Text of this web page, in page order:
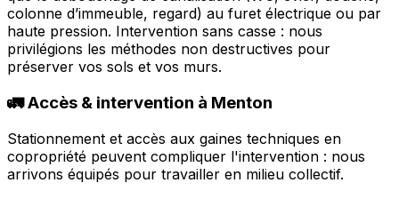
colonne d’immeuble, regard) au furet électrique ou par
haute pression. Intervention sans casse : nous
privilégions les méthodes non destructives pour
préserver vos sols et vos murs.
🚛 Accès & intervention à Menton
Stationnement et accès aux gaines techniques en
copropriété peuvent compliquer l'intervention : nous
arrivons équipés pour travailler en milieu collectif.